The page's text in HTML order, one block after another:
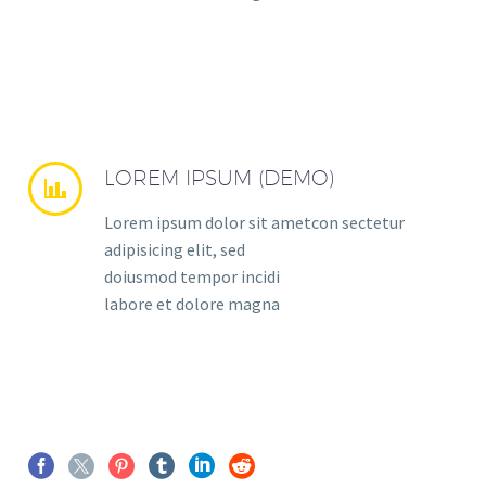

 LOREM IPSUM (DEMO)
Lorem ipsum dolor sit ametcon sectetur
adipisicing elit, sed
doiusmod tempor incidi
labore et dolore magna